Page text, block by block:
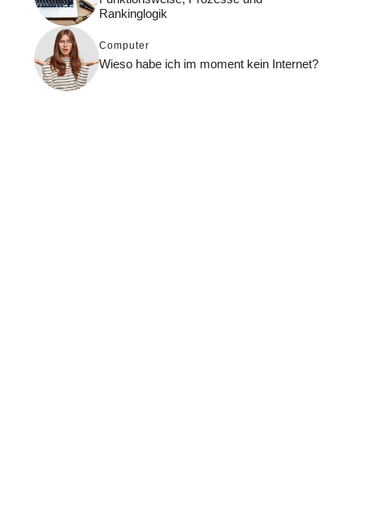
Rankinglogik
Computer
Wieso habe ich im moment kein Internet?